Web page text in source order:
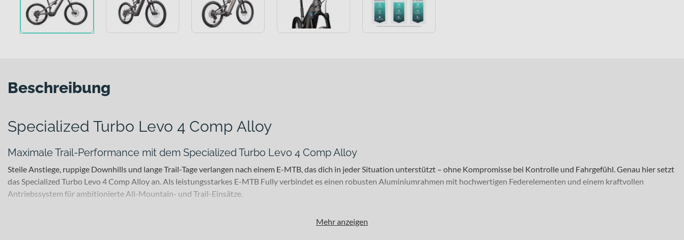
Beschreibung
Specialized Turbo Levo 4 Comp Alloy
Maximale Trail-Performance mit dem Specialized Turbo Levo 4 Comp Alloy
Steile Anstiege, ruppige Downhills und lange Trail-Tage verlangen nach einem E-MTB, das dich in jeder Situation unterstützt – ohne Kompromisse bei Kontrolle und Fahrgefühl. Genau hier setzt
das Specialized Turbo Levo 4 Comp Alloy an. Als leistungsstarkes E-MTB Fully verbindet es einen robusten Aluminiumrahmen mit hochwertigen Federelementen und einem kraftvollen
Antriebssystem für ambitionierte All-Mountain- und Trail-Einsätze.
Mehr anzeigen